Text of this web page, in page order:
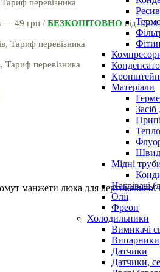
Матеріали
Мідні
Нагрівачі
Олії
Фреон
Холодильники
Вимикачі
Випарники
Датчики
Датчики,
перевізника
— 49 грн / БЕЗКОШТОВНО від
Тариф перевізника
Тариф перевізника
манжети люка для